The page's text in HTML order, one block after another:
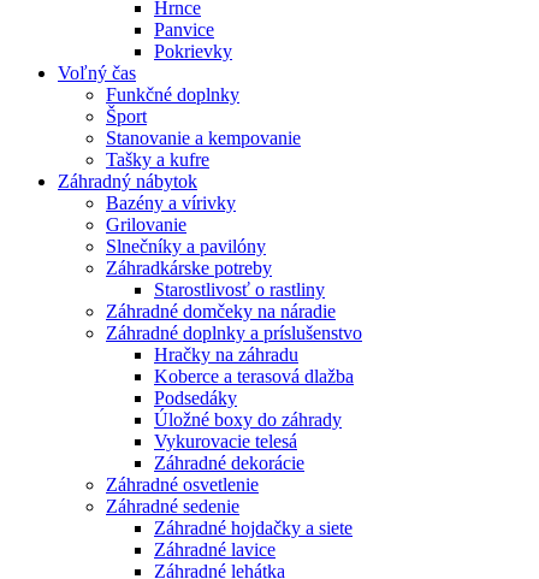
Hrnce
Panvice
Pokrievky
Voľný čas
Funkčné doplnky
Šport
Stanovanie a kempovanie
Tašky a kufre
Záhradný nábytok
Bazény a vírivky
Grilovanie
Slnečníky a pavilóny
Záhradkárske potreby
Starostlivosť o rastliny
Záhradné domčeky na náradie
Záhradné doplnky a príslušenstvo
Hračky na záhradu
Koberce a terasová dlažba
Podsedáky
Úložné boxy do záhrady
Vykurovacie telesá
Záhradné dekorácie
Záhradné osvetlenie
Záhradné sedenie
Záhradné hojdačky a siete
Záhradné lavice
Záhradné lehátka